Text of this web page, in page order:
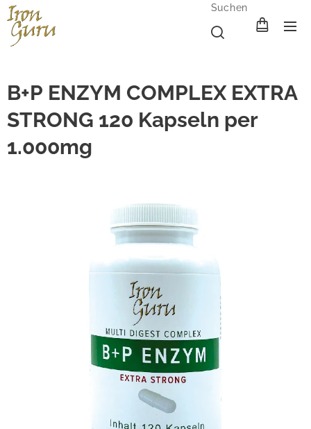
Suchen
B+P ENZYM COMPLEX EXTRA
STRONG 120 Kapseln per
1.000mg